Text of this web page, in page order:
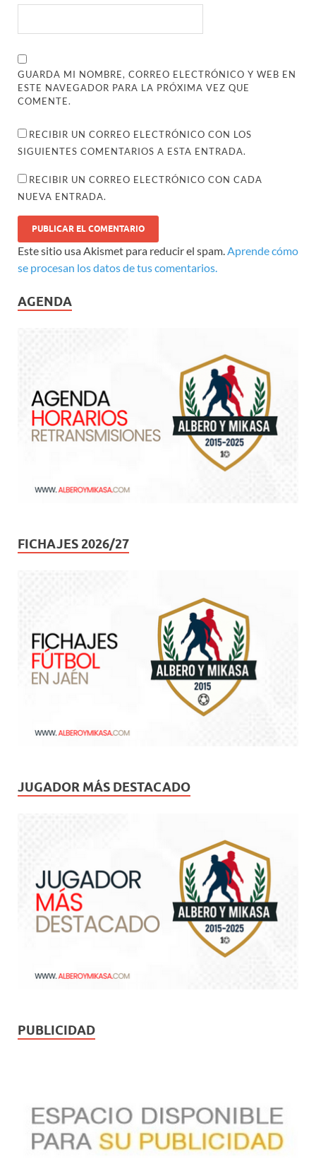
GUARDA MI NOMBRE, CORREO ELECTRÓNICO Y WEB EN
ESTE NAVEGADOR PARA LA PRÓXIMA VEZ QUE
COMENTE.
RECIBIR UN CORREO ELECTRÓNICO CON LOS
SIGUIENTES COMENTARIOS A ESTA ENTRADA.
RECIBIR UN CORREO ELECTRÓNICO CON CADA
NUEVA ENTRADA.
Este sitio usa Akismet para reducir el spam. Aprende cómo
se procesan los datos de tus comentarios.
AGENDA
FICHAJES 2026/27
JUGADOR MÁS DESTACADO
PUBLICIDAD